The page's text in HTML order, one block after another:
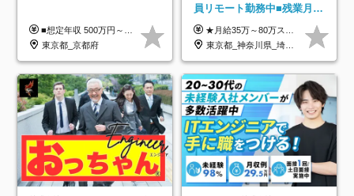
■想定年収 500万円～900万円 月給制 月給278,000円～ ※残業が発生した場合、残業代を別途全額支給します ※試用期間2ヶ月あり(待遇や給与に差異はありません)
東京都_京都府
員リモート勤務中■残業月
3h■最大3ヶ月の連休あり■
年休126日■20～30代活躍
中！
★月給35万～80万スタートも可 【未経験の方】 ■月給26万～80万＋賞与年2回（年2ヶ月分） 【何かしらのインフラエンジニア経験をお持ちの方】 ■月給35万～80万＋賞与年2回（年2ヶ月分） ※スキル・経験などを考慮し決定します ※試用期間6ヶ月あり。期間中は契約社員となります。その他の待遇に差異はありません（試用期間終了後、昇給の可能性あり） ※上記金額には固定残業代（月30時間分／4万9600円～15万2600円）を含みます。超過分は別途支給いたします。 ＼頑張りはインセンティブで還元！／ クライアントに貢献度を評価され、当社のエンジニアが追加で案件に参画することになるなど、会社にとって利益になる行動はしっかり評価します。 会社の成長に貢献できていることを実感でき、「もっと頑張ろう」と思える体制づくりを整えています！
東京都_神奈川県_埼玉県_千葉県_大阪府